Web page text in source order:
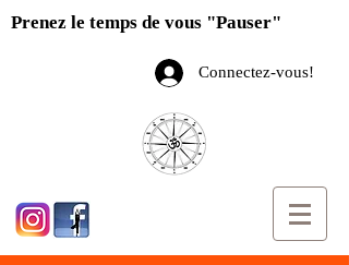
Prenez le temps de vous "Pauser"
Connectez-vous!